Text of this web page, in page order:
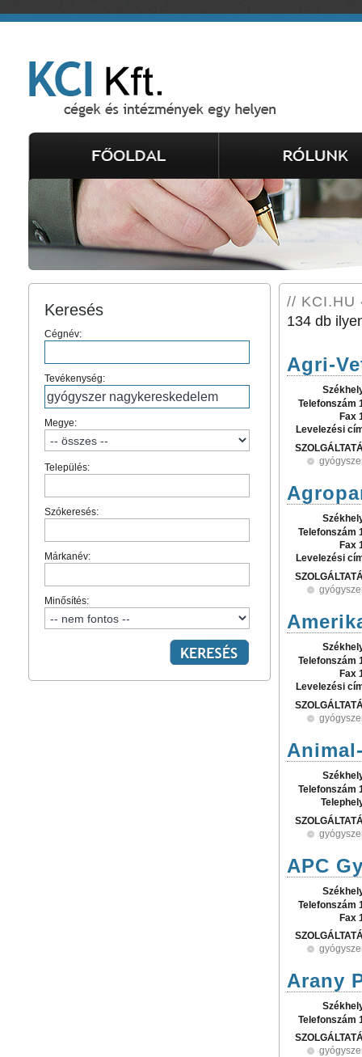
Keresés
Cégnév:
Tevékenység:
Megye:
Település:
Szókeresés:
Márkanév:
Minősítés:
// KCI.HU
134 db
Agri-
Telefonszám
Fax
Levelezési
Telefonszám
Fax
Levelezési
Telefonszám
Fax
Levelezési
Telefonszám
APC
Telefonszám
Fax
Arany
Telefonszám